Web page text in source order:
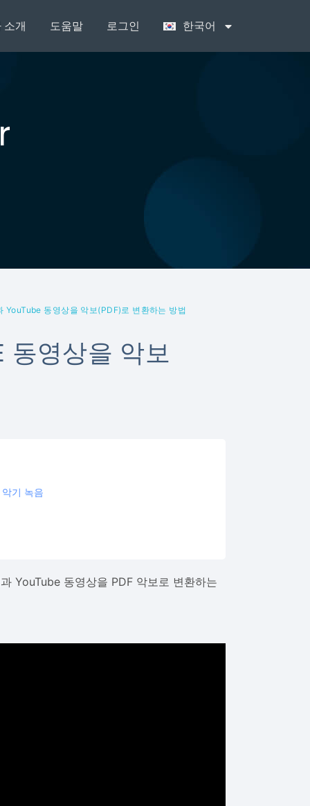
소개 도움말 로그인 한국어
YouTube 동영상을 악보(PDF)로 변환하는 방법
동영상을 악보
기 녹음
YouTube 동영상을 PDF 악보로 변환하는